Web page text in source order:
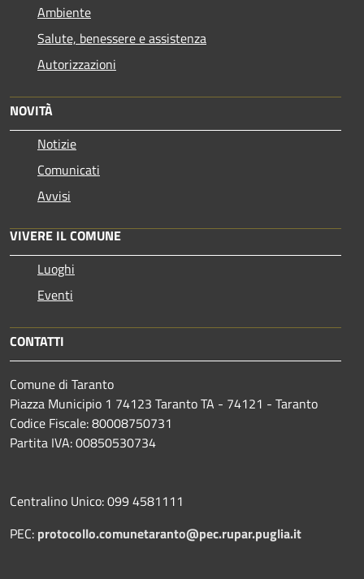
Ambiente
Salute, benessere e assistenza
Autorizzazioni
NOVITÀ
Notizie
Comunicati
Avvisi
VIVERE IL COMUNE
Luoghi
Eventi
CONTATTI
Comune di Taranto
Piazza Municipio 1 74123 Taranto TA - 74121 - Taranto
Codice Fiscale: 80008750731
Partita IVA: 00850530734
Centralino Unico: 099 4581111
PEC: protocollo.comunetaranto@pec.rupar.puglia.it